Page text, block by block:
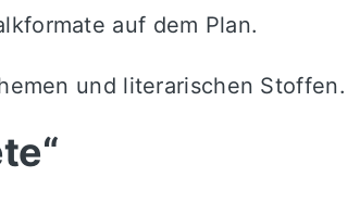
auf dem Plan.
und literarischen Stoffen.